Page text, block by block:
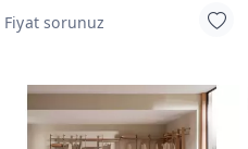
Fiyat sorunuz